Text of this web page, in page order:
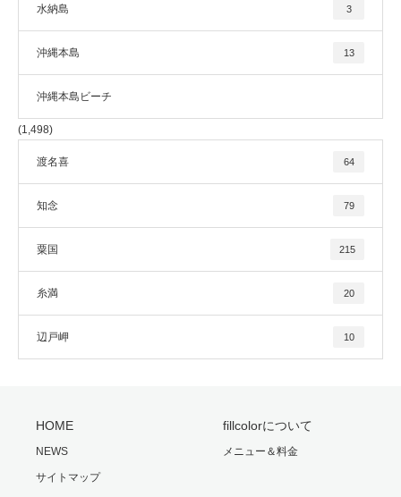
水納島 3
沖縄本島 13
沖縄本島ビーチ
(1,498)
渡名喜 64
知念 79
粟国 215
糸満 20
辺戸岬 10
HOME
NEWS
サイトマップ
fillcolorについて
メニュー＆料金